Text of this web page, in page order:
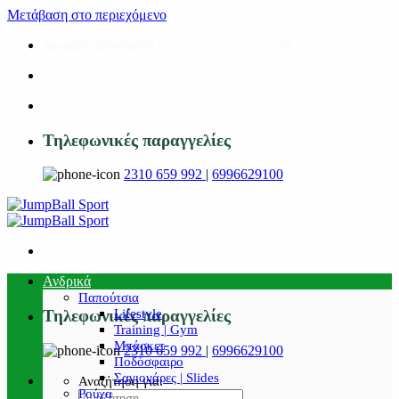
Μετάβαση στο περιεχόμενο
Τηλεφωνικές παραγγελίες
2310 659 992 | 6996629100
Τηλεφωνικές παραγγελίες
2310 659 992 | 6996629100
Αναζήτηση για:
Ανδρικά
Παπούτσια
Lifestyle
Training | Gym
Μπάσκετ
Ποδόσφαιρο
Σαγιονάρες | Slides
Ρούχα